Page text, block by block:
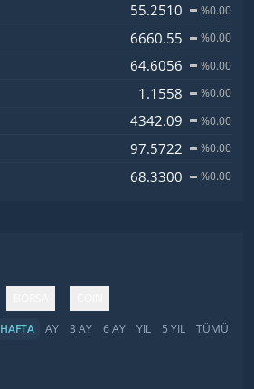
55.2510 %0.00
6660.55 %0.00
64.6056 %0.00
1.1558 %0.00
4342.09 %0.00
97.5722 %0.00
68.3300 %0.00
HAFTA AY 3 AY 6 AY YIL 5 YIL TÜMÜ